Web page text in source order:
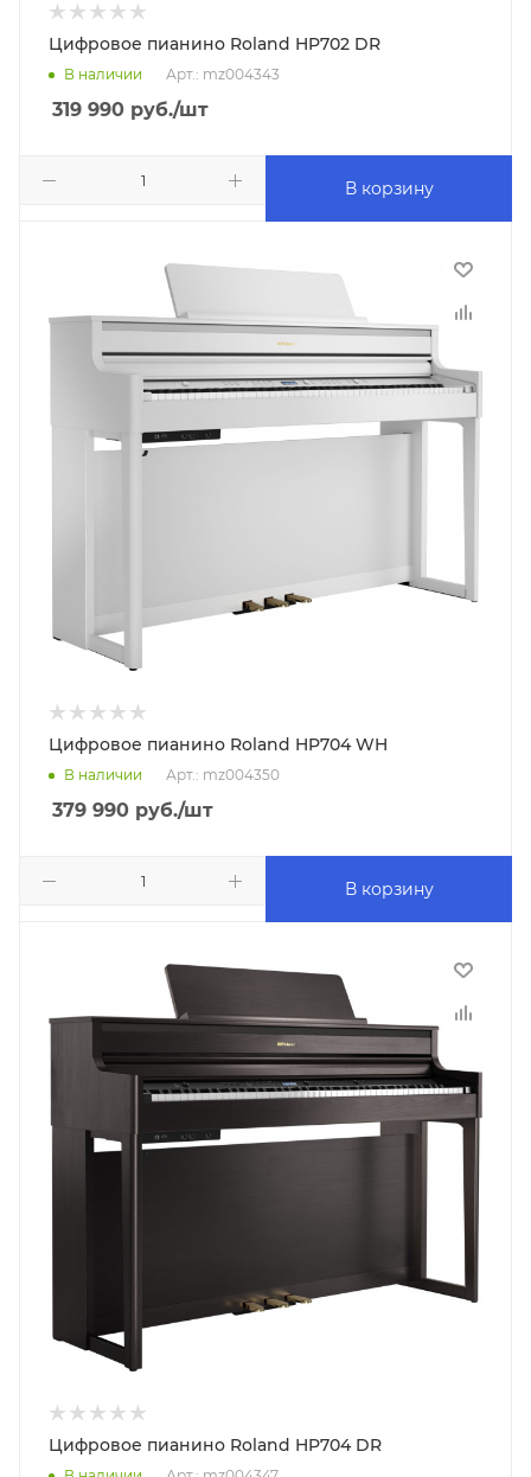
Цифровое пианино Roland HP702 DR
В наличии Арт.: mz004343
319 990 руб./шт
В корзину
Цифровое пианино Roland HP704 WH
В наличии Арт.: mz004350
379 990 руб./шт
В корзину
Цифровое пианино Roland HP704 DR